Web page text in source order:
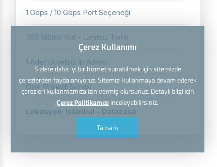
1 Gbps / 10 Gbps Port Seçeneği
300 Mbit/s Hat - Limitsiz Trafik
1 Adet Ücretsiz İp Adresi
Özel Firewall Servisi
Lokasyon: Istanbul - Datacasa
Çerez Kullanımı
Sizlere daha iyi bir hizmet sunabilmek için sitemizde
çerezlerden faydalanıyoruz. Sitemizi kullanmaya devam ederek
çerezleri kullanmamıza izin vermiş olursunuz. Detaylı bilgi için
Çerez Politikamızı inceleyebilirsiniz.
Tamam